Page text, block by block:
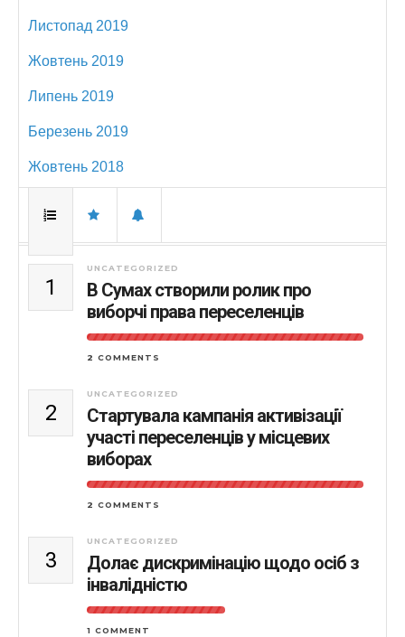
Листопад 2019
Жовтень 2019
Липень 2019
Березень 2019
Жовтень 2018
1
UNCATEGORIZED
В Сумах створили ролик про
виборчі права переселенців
2 COMMENTS
2
UNCATEGORIZED
Стартувала кампанія активізації
участі переселенців у місцевих
виборах
2 COMMENTS
3
UNCATEGORIZED
Долає дискримінацію щодо осіб з
інвалідністю
1 COMMENT